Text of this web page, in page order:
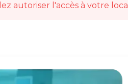
autoriser l'accès à votre